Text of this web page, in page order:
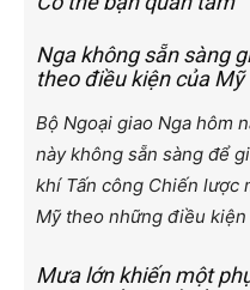
Nga không sẵn sàng
theo điều kiện của Mỹ
Bộ Ngoại giao Nga hôm
này không sẵn sàng để
khí Tấn công Chiến lược
Mỹ theo những điều kiện
Mưa lớn khiến một